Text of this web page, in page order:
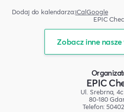
Dodaj do kalendarza:iCalGoogle
EPIC
Zobacz inne
EPIC
Ul. Srebrna,
80-180
Telefon: